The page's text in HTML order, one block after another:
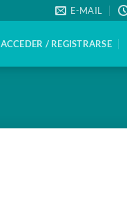
E-MAIL
ACCEDER / REGISTRARSE